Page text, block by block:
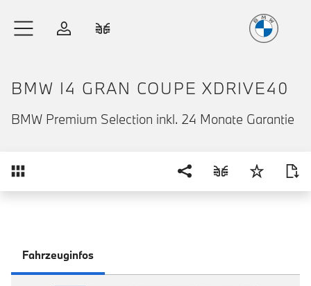
Anmelden
BMW I4 GRAN COUPE XDRIVE40
BMW Premium Selection inkl. 24 Monate Garantie
Fahrzeuginfos